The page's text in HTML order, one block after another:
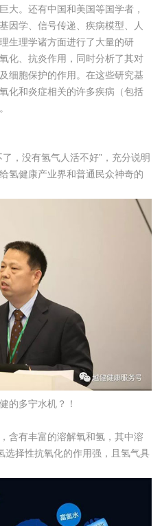
大。还有中国和美国等国学者，
因学、信号传递、疾病模型、人
生理学诸方面进行了大量的研
化、抗炎作用，同时分析了其对
细胞保护的作用。在这些研究基
化和炎症相关的许多疾病（包括
，没有氢气人活不好”，充分说明
氢健康产业界和普通民众神奇的
的多宁水机？！
含有丰富的溶解氧和氢，其中溶
择性抗氧化的作用强，且氢气具